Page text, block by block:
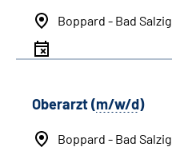
Boppard - Bad Salzig
Oberarzt (m/w/d)
Boppard - Bad Salzig